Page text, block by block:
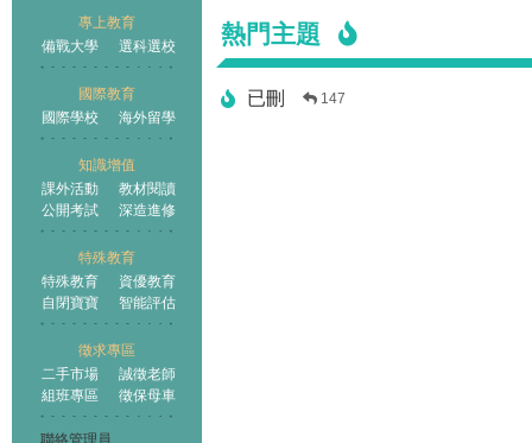
專上教育
備戰大學
選科選校
國際教育
國際學校
海外留學
知識增值
課外活動
教材閱讀
公開考試
深造進修
特殊教育
特殊教育
資優教育
自閉寶寶
智能評估
徵求專區
二手市場
誠徵老師
組班專區
徵保母車
聯絡管理員
熱門主題
已刪 147